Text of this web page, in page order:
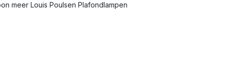
meer Louis Poulsen Plafondlampen